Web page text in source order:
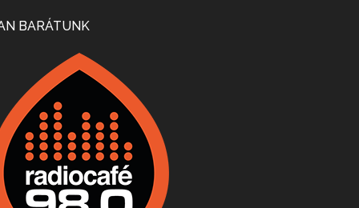
Apr 24, 2026 • 00:38:10
Villány, kékfrankos, Jackfall
Apr 17, 2026 • 00:35:38
BARÁTUNK